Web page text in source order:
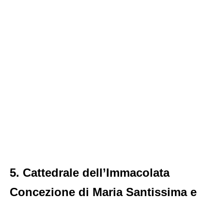
5. Cattedrale dell’Immacolata
Concezione di Maria Santissima e